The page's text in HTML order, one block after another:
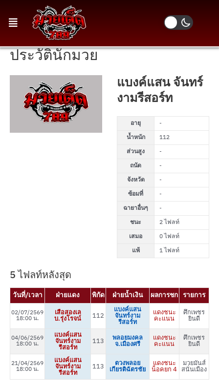
ประวัตินักมวย
แบงค์แสน จันทร์
งามรีสอร์ท
อายุ
-
น้ำหนัก
112
ส่วนสูง
-
ถนัด
-
จังหวัด
-
ซ้อมที่
-
ฉายาอื่นๆ
-
ชนะ
2 ไฟลท์
เสมอ
0 ไฟลท์
แพ้
1 ไฟลท์
5 ไฟลท์หลังสุด
วันที่/เวลา ฝ่ายแดง พิกัด ฝ่ายน้ำเงิน ผลการชก รายการ
02/07/2569
18:00 น.
เสือสองเล
บ.รุ่งโรจน์ 112
แบงค์แสน
จันทร์งาม
รีสอร์ท
แดงชนะ
คะแนน
ศึกเพชร
ยินดี
04/06/2569
18:00 น.
แบงค์แสน
จันทร์งาม
รีสอร์ท
113 พลอยมงคล
จ.เมืองศรี
แดงชนะ
คะแนน
ศึกเพชร
ยินดี
21/04/2569
18:00 น.
แบงค์แสน
จันทร์งาม
รีสอร์ท
113 ตวงพลอย
เกียรติฉัตรชัย
แดงชนะ
น็อคยก 4
มวยมันส์
สนั่นเมือง